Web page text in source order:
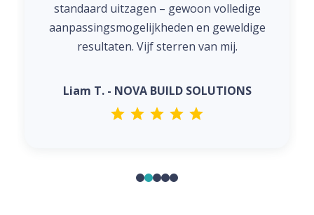
standaard uitzagen – gewoon volledige
aanpassingsmogelijkheden en geweldige
resultaten. Vijf sterren van mij.
Liam T. - NOVA BUILD SOLUTIONS